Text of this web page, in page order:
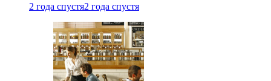
2 года спустя2 года спустя